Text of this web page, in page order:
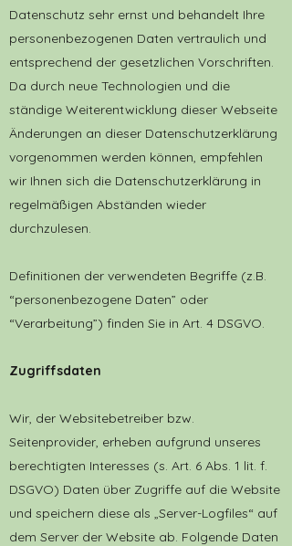
Datenschutz sehr ernst und behandelt Ihre
personenbezogenen Daten vertraulich und
entsprechend der gesetzlichen Vorschriften.
Da durch neue Technologien und die
ständige Weiterentwicklung dieser Webseite
Änderungen an dieser Datenschutzerklärung
vorgenommen werden können, empfehlen
wir Ihnen sich die Datenschutzerklärung in
regelmäßigen Abständen wieder
durchzulesen.
Definitionen der verwendeten Begriffe (z.B.
“personenbezogene Daten” oder
“Verarbeitung”) finden Sie in Art. 4 DSGVO.
Zugriffsdaten
Wir, der Websitebetreiber bzw.
Seitenprovider, erheben aufgrund unseres
berechtigten Interesses (s. Art. 6 Abs. 1 lit. f.
DSGVO) Daten über Zugriffe auf die Website
und speichern diese als „Server-Logfiles“ auf
dem Server der Website ab. Folgende Daten